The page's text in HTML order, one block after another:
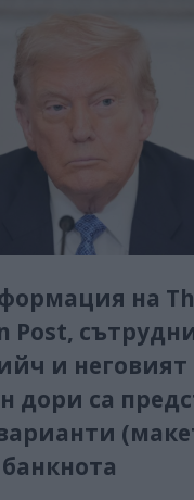
на
Post,
и неговият
дори са